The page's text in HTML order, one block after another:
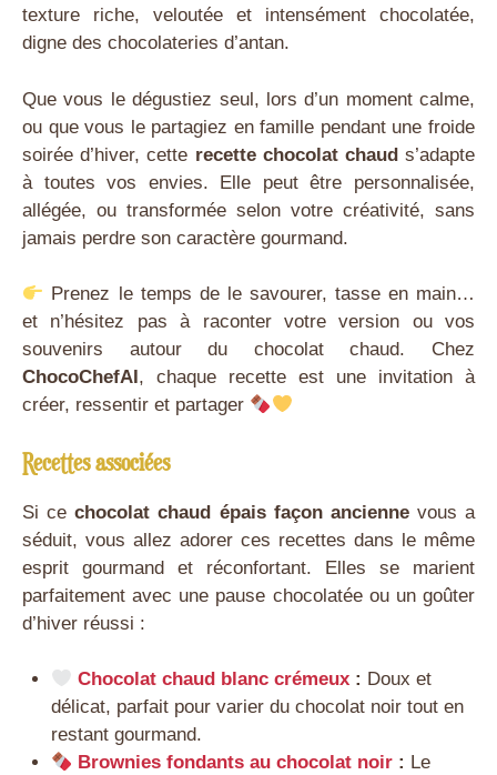
texture riche, veloutée et intensément chocolatée,
digne des chocolateries d’antan.
Que vous le dégustiez seul, lors d’un moment calme,
ou que vous le partagiez en famille pendant une froide
soirée d’hiver, cette recette chocolat chauds’adapte
à toutes vos envies. Elle peut être personnalisée,
allégée, ou transformée selon votre créativité, sans
jamais perdre son caractère gourmand.
Prenez le temps de le savourer, tasse en main…
et n’hésitez pas à raconter votre version ou vos
souvenirs autour du chocolat chaud. Chez
ChocoChefAI , chaque recette est une invitation à
créer, ressentir et partager
Recettes associées
Si cechocolat chaud épais façon anciennevous a
séduit, vous allez adorer ces recettes dans le même
esprit gourmand et réconfortant. Elles se marient
parfaitement avec une pause chocolatée ou un goûter
d’hiver réussi :
Chocolat chaud blanc crémeux: Doux et
délicat, parfait pour varier du chocolat noir tout en
restant gourmand.
Brownies fondants au chocolat noir: Le